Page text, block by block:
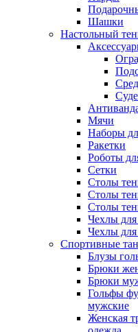
Шашки
Настольный
Мячи
Наборы
Ракетки
Роботы
Сетки
Столы
Столы
Столы
Чехлы для
Чехлы
Спортивные
Блузы
Брюки
Брюки
Гольфы
мужские
Женская